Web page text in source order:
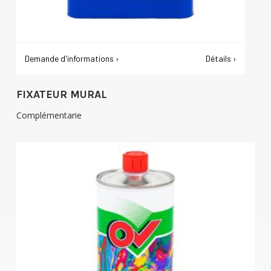
Demande d'informations › Détails ›
FIXATEUR MURAL
Complémentarie